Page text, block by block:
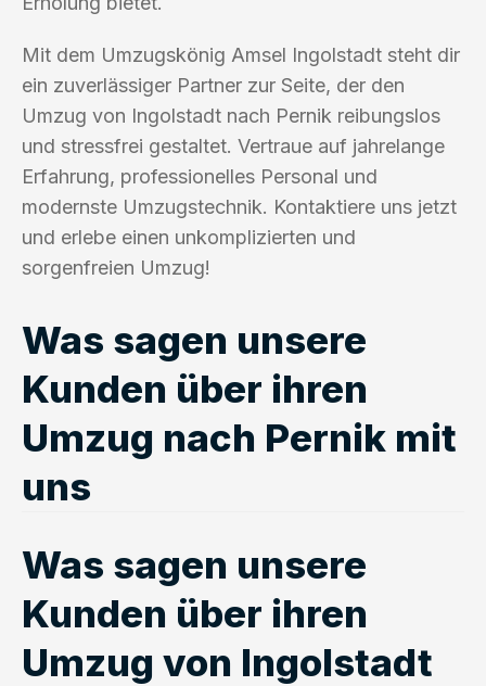
Mit dem Umzugskönig Amsel Ingolstadt steht dir
ein zuverlässiger Partner zur Seite, der den
Umzug von Ingolstadt nach Pernik reibungslos
und stressfrei gestaltet. Vertraue auf jahrelange
Erfahrung, professionelles Personal und
modernste Umzugstechnik. Kontaktiere uns jetzt
und erlebe einen unkomplizierten und
sorgenfreien Umzug!
Was sagen unsere
Kunden über ihren
Umzug nach Pernik mit
uns
Was sagen unsere
Kunden über ihren
Umzug von Ingolstadt